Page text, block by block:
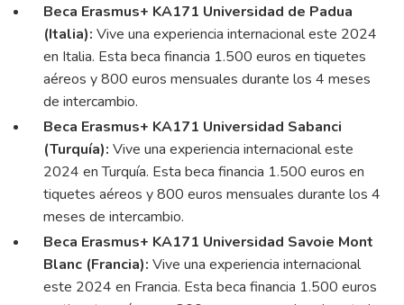
Beca Erasmus+ KA171 Universidad de Padua
(Italia): Vive una experiencia internacional este 2024
en Italia. Esta beca financia 1.500 euros en tiquetes
aéreos y 800 euros mensuales durante los 4 meses
de intercambio.
Beca Erasmus+ KA171 Universidad Sabanci
(Turquía): Vive una experiencia internacional este
2024 en Turquía. Esta beca financia 1.500 euros en
tiquetes aéreos y 800 euros mensuales durante los 4
meses de intercambio.
Beca Erasmus+ KA171 Universidad Savoie Mont
Blanc (Francia): Vive una experiencia internacional
este 2024 en Francia. Esta beca financia 1.500 euros